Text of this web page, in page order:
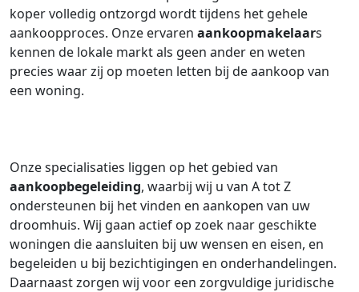
koper volledig ontzorgd wordt tijdens het gehele
aankoopproces. Onze ervaren aankoopmakelaars
kennen de lokale markt als geen ander en weten
precies waar zij op moeten letten bij de aankoop van
een woning.
Onze specialisaties liggen op het gebied van
aankoopbegeleiding, waarbij wij u van A tot Z
ondersteunen bij het vinden en aankopen van uw
droomhuis. Wij gaan actief op zoek naar geschikte
woningen die aansluiten bij uw wensen en eisen, en
begeleiden u bij bezichtigingen en onderhandelingen.
Daarnaast zorgen wij voor een zorgvuldige juridische